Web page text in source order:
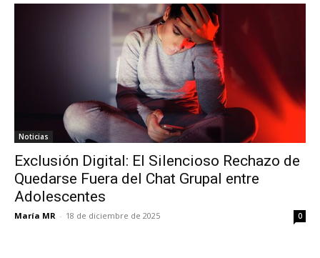
Noticias
Exclusión Digital: El Silencioso Rechazo de
Quedarse Fuera del Chat Grupal entre
Adolescentes
María MR - 18 de diciembre de 2025 0